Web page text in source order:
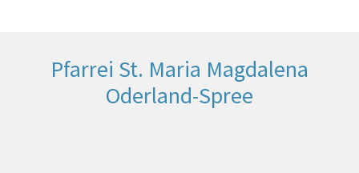
Pfarrei St. Maria Magdalena
Oderland-Spree